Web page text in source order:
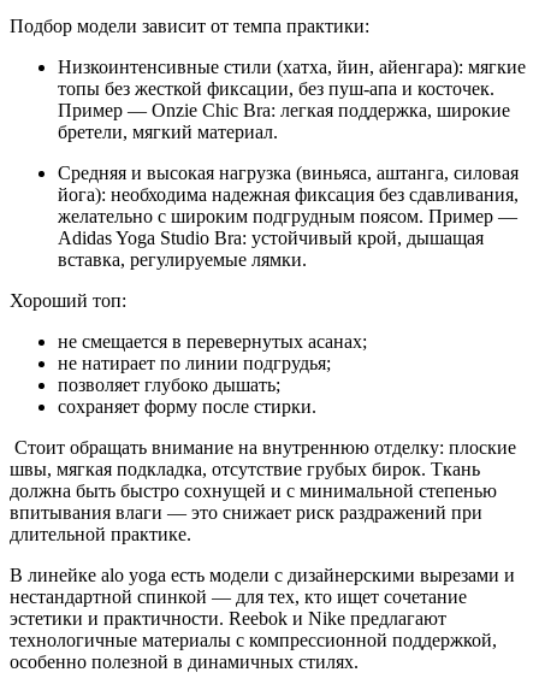
Подбор модели зависит от темпа практики:
Низкоинтенсивные стили (хатха, йин, айенгара): мягкие
топы без жесткой фиксации, без пуш-апа и косточек.
Пример — Onzie Chic Bra: легкая поддержка, широкие
бретели, мягкий материал.
Средняя и высокая нагрузка (виньяса, аштанга, силовая
йога): необходима надежная фиксация без сдавливания,
желательно с широким подгрудным поясом. Пример —
Adidas Yoga Studio Bra: устойчивый крой, дышащая
вставка, регулируемые лямки.
Хороший топ:
не смещается в перевернутых асанах;
не натирает по линии подгрудья;
позволяет глубоко дышать;
сохраняет форму после стирки.
Стоит обращать внимание на внутреннюю отделку: плоские
швы, мягкая подкладка, отсутствие грубых бирок. Ткань
должна быть быстро сохнущей и с минимальной степенью
впитывания влаги — это снижает риск раздражений при
длительной практике.
В линейке alo yoga есть модели с дизайнерскими вырезами и
нестандартной спинкой — для тех, кто ищет сочетание
эстетики и практичности. Reebok и Nike предлагают
технологичные материалы с компрессионной поддержкой,
особенно полезной в динамичных стилях.